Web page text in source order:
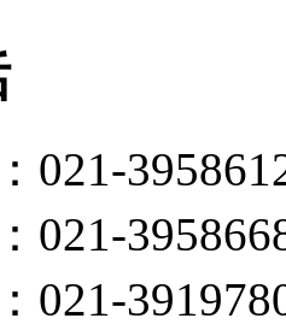
021-
021-
021-